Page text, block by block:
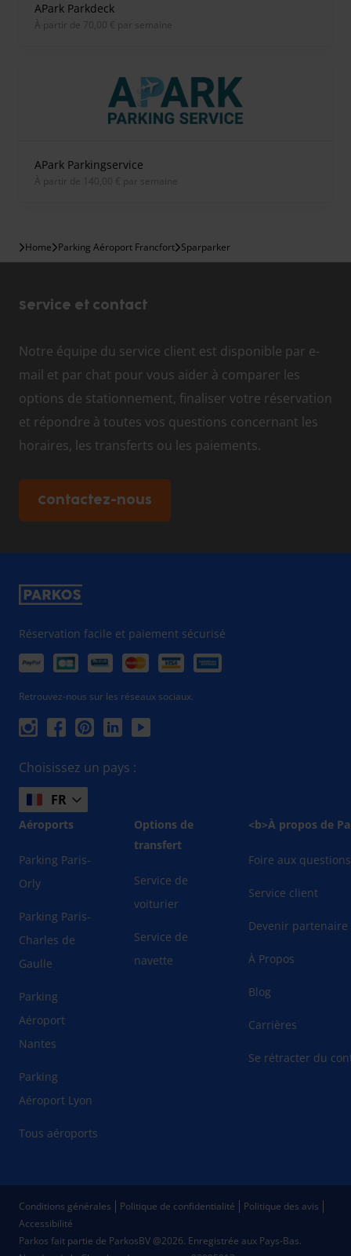
APark Parkdeck
À partir de 70,00 € par semaine
APark Parkingservice
À partir de 140,00 € par semaine
Home Parking Aéroport Francfort Sparparker
Service et contact
Notre équipe du service client est disponible par e-
mail et par chat pour vous aider à comparer les
options de stationnement, finaliser votre réservation
et répondre à toutes vos questions concernant les
horaires, les transferts ou les paiements.
Contactez-nous
Réservation facile et paiement sécurisé
Retrouvez-nous sur les réseaux sociaux.
Choisissez un pays :
FR
Aéroports
Parking Paris-
Orly
Parking Paris-
Charles de
Gaulle
Parking
Aéroport
Nantes
Parking
Aéroport Lyon
Tous aéroports
Options de
transfert
Service de
voiturier
Service de
navette
<b>À propos de
Foire aux questions
Service client
Devenir partenaire
À Propos
Blog
Carrières
Se rétracter du
Parkos fait partie de ParkosBV @2026. Enregistrée aux Pays-Bas.
Conditions générales Politique de confidentialité
Politique des avis
Accessibilité